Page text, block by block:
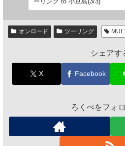
オンロード ツーリング
シェアす
X Facebook
ろくべをフォ